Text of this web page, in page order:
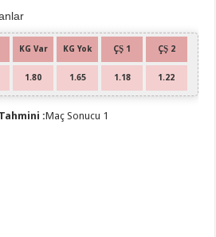
KG Var KG Yok ÇŞ 1 ÇŞ 2
1.80 1.65 1.18 1.22
:Maç Sonucu 1